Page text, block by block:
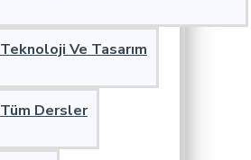
Teknoloji Ve Tasarım
Tüm Dersler